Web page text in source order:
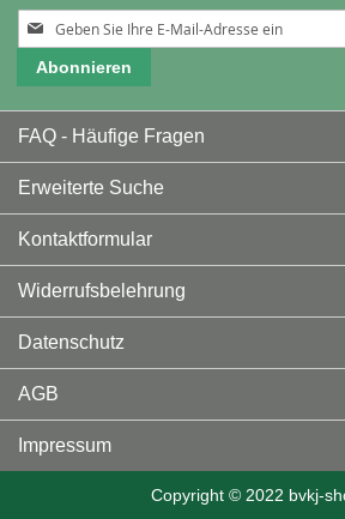
Melden
Sie
sich
unseren
Newsletter
an:
Abonnieren
FAQ - Häufige Fragen
Erweiterte Suche
Kontaktformular
Widerrufsbelehrung
Datenschutz
AGB
Impressum
Copyright © 2022 bvkj-